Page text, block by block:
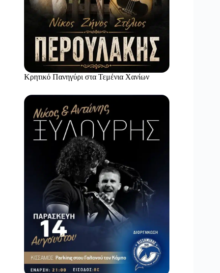
Κρητικό Πανηγύρι στα Τεμένια Χανίων